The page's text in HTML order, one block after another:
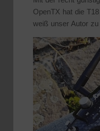
OpenTX hat die
weiß unser Autor zu